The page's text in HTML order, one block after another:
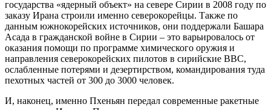
государства «ядерный объект» на севере Сирии в 2008 году по
заказу Ирана строили именно северокорейцы. Также по
данным южнокорейских источников, они поддержали Башара
Асада в гражданской войне в Сирии – это варьировалось от
оказания помощи по программе химического оружия и
направления северокорейских пилотов в сирийские ВВС,
ослабленные потерями и дезертирством, командирования туда
пехотных частей от 300 до 3000 человек.
И, наконец, именно Пхеньян передал современные ракетные